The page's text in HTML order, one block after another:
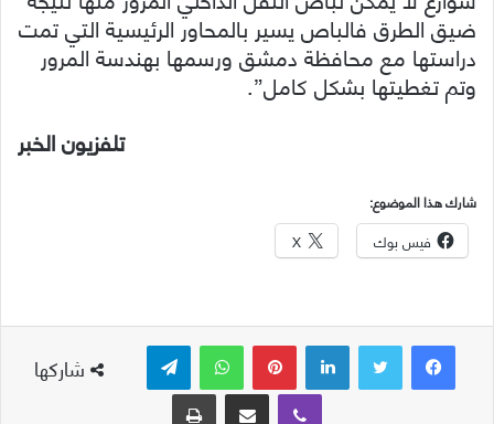
ضيق الطرق فالباص يسير بالمحاور الرئيسية التي تمت
دراستها مع محافظة دمشق ورسمها بهندسة المرور
وتم تغطيتها بشكل كامل”.
تلفزيون الخبر
شارك هذا الموضوع:
فيس بوك X
شاركها
لينكدإن بينتيريست واتساب
ڤايبر
مشاركة عبر البريد طباعة